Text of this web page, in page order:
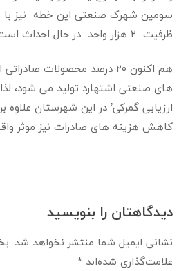
سومین شهرک صنعتی این خطه نیز با
ظرفیت ۲ هزار واحد در حال احداث است.
هم اکنون ۲۰ درصد محصولات
های صنعتی اشتهارد تولید می شود،
ارزیابی گمرکی’ در این شهرستان علاوه
کاهش هزینه های صادرات نیز موثر
دیدگاهتان را بنویسید
نشانی ایمیل شما منتشر نخواهد شد.
علامت‌گذاری شده‌اند*